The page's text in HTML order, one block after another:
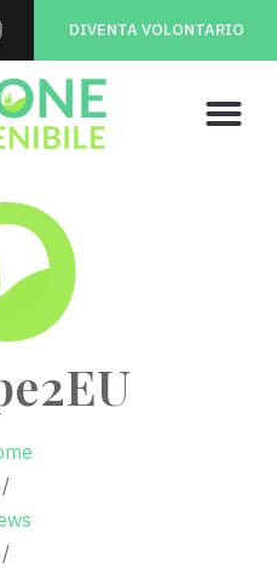
DIVENTA VOLONTARIO
/
/